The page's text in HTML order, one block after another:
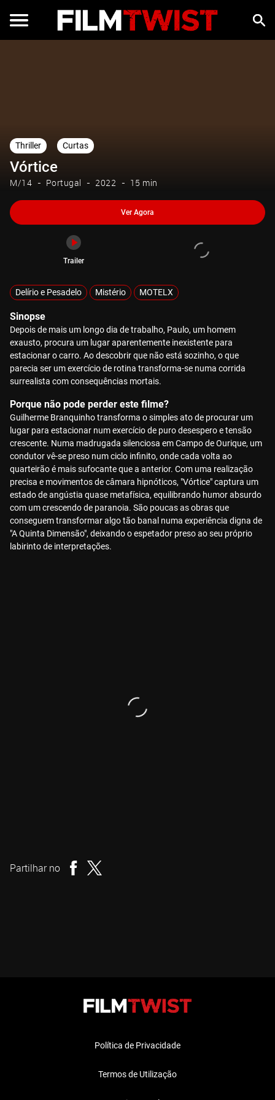
Thriller Curtas
Vórtice
M/14 Portugal 2022 15 min
Ver Agora
Trailer
Delírio e Pesadelo Mistério MOTELX
Sinopse
Depois de mais um longo dia de trabalho, Paulo, um homem
exausto, procura um lugar aparentemente inexistente para
estacionar o carro. Ao descobrir que não está sozinho, o que
parecia ser um exercício de rotina transforma-se numa corrida
surrealista com consequências mortais.
Porque não pode perder este filme?
Guilherme Branquinho transforma o simples ato de procurar um
lugar para estacionar num exercício de puro desespero e tensão
crescente. Numa madrugada silenciosa em Campo de Ourique, um
condutor vê-se preso num ciclo infinito, onde cada volta ao
quarteirão é mais sufocante que a anterior. Com uma realização
precisa e movimentos de câmara hipnóticos, "Vórtice" captura um
estado de angústia quase metafísica, equilibrando humor absurdo
com um crescendo de paranoia. São poucas as obras que
conseguem transformar algo tão banal numa experiência digna de
"A Quinta Dimensão", deixando o espetador preso ao seu próprio
labirinto de interpretações.
Partilhar no
Política de Privacidade
Termos de Utilização